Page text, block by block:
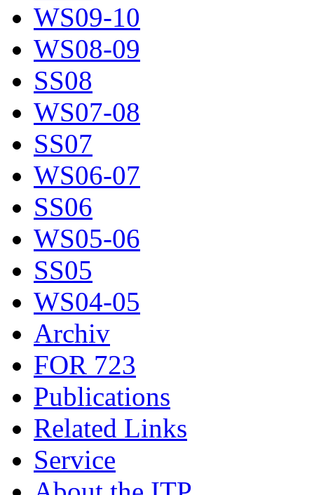
WS09-10
WS08-09
SS08
WS07-08
SS07
WS06-07
SS06
WS05-06
SS05
WS04-05
Archiv
FOR 723
Publications
Related Links
Service